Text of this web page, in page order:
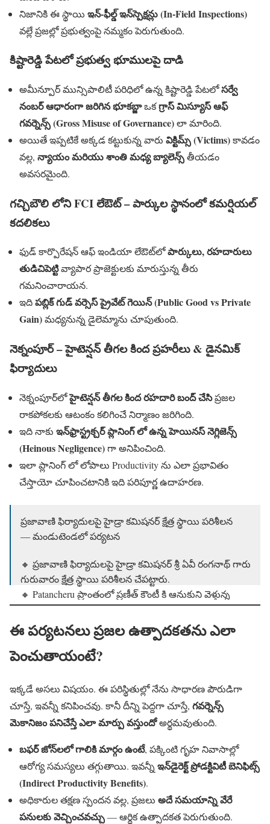
నిజానికి ఈ స్థాయి ఇన్-ఫీల్డ్ ఇన్‌స్పెక్షన్లు (In-Field Inspections)
వల్లే ప్రజల్లో ప్రభుత్వంపై నమ్మకం పెరుగుతుంది.
కిష్టారెడ్డి పేటలో ప్రభుత్వ భూములపై దాడి
అమీన్పూర్ మున్సిపాలిటీ పరిధిలో ఉన్న కిష్టారెడ్డి పేటలోసర్వే
నంబర్ ఆధారంగా జరిగిన భూకబ్జాఒకగ్రాస్ మిస్యూస్ ఆఫ్
గవర్నెన్స్ (Gross Misuse of Governance)లా మారింది.
అయితే ఇప్పటికే అక్కడ కట్టుకున్న వారు విక్టిమ్స్ (Victims)కావడం
వల్ల, న్యాయం మరియు శాంతి మధ్య బ్యాలెన్స్తీయడం
అవసరమైంది.
గచ్చిబౌలి లోని FCI లేఔట్ – పార్కుల స్థానంలో కమర్షియల్
కదలికలు
ఫుడ్ కార్పొరేషన్ ఆఫ్ ఇండియా లేఔట్‌లోపార్కులు, రహదారులు
తుడిచిపెట్టివ్యాపార ప్రాజెక్టులకు మారుస్తున్న తీరు
గమనించారాయన.
ఇదిపబ్లిక్ గుడ్ వర్సెస్ ప్రైవేట్ గెయిన్ (Public Good vs Private
Gain)మధ్యనున్న డైలెమ్మాను చూపుతుంది.
నెక్నంపూర్ – హైటెన్షన్ తీగల కింద ప్రహరీలు & డైనమిక్
ఫిర్యాదులు
నెక్నంపూర్‌లోహైటెన్షన్ తీగల కింద రహదారి బంద్ చేసిప్రజల
రాకపోకలకు ఆటంకం కలిగించే నిర్మాణం జరిగింది.
ఇది నాకు ఇన్‌ఫ్రాస్ట్రక్చర్ ప్లానింగ్ లో ఉన్న హెయినస్ నెగ్లిజెన్స్
(Heinous Negligence)గా అనిపించింది.
ఇలా ప్లానింగ్ లో లోపాలు Productivity ను ఎలా ప్రభావితం
చేస్తాయో చూపించటానికి ఇది పరిపూర్ణ ఉదాహరణ.
ప్రజావాణి ఫిర్యాదులపై హైడ్రా కమిషనర్ క్షేత్ర స్థాయి పరిశీలన
— మండుటెండలో పర్యటన
🔸 ప్రజావాణి ఫిర్యాదులపై హైడ్రా కమిషనర్ శ్రీ ఏవీ రంగనాథ్ గారు
గురువారం క్షేత్ర స్థాయి పరిశీలన చేపట్టారు.
🔸 Patancheru ప్రాంతంలో ప్రణీత్ కౌంటీ కి ఆనుకుని వెళ్తున్న
నక్కవాగు నాలా కబ్జాను…pic.twitter.com/HOdynq1AtB
— HYDRAA (@Comm_HYDRAA)April 24, 2025
ఈ పర్యటనలు ప్రజల ఉత్పాదకతను ఎలా
పెంచుతాయంటే?
ఇక్కడే అసలు విషయం. ఈ పరిస్థితుల్లో నేను సాధారణ పౌరుడిగా
చూస్తే, ఇవన్నీ కనిపించవు. కానీ దీన్ని పెద్దగా చూస్తే, గవర్నెన్స్
మెకానిజం పనిచేస్తే ఎలా మార్పు వస్తుందోఅర్థమవుతుంది.
బఫర్ జోన్‌లలో గాలికి మార్గం ఉంటే, పక్కింటి గృహ నివాసాల్లో
ఆరోగ్య సమస్యలు తగ్గుతాయి. ఇవన్నీ ఇన్‌డైరెక్ట్ ప్రోడక్టివిటీ బెనిఫిట్స్
(Indirect Productivity Benefits).
అధికారుల తక్షణ స్పందన వల్ల, ప్రజలు అదే సమయాన్ని వేరే
పనులకు వెచ్చించవచ్చు— ఆర్థిక ఉత్పాదకత పెరుగుతుంది.